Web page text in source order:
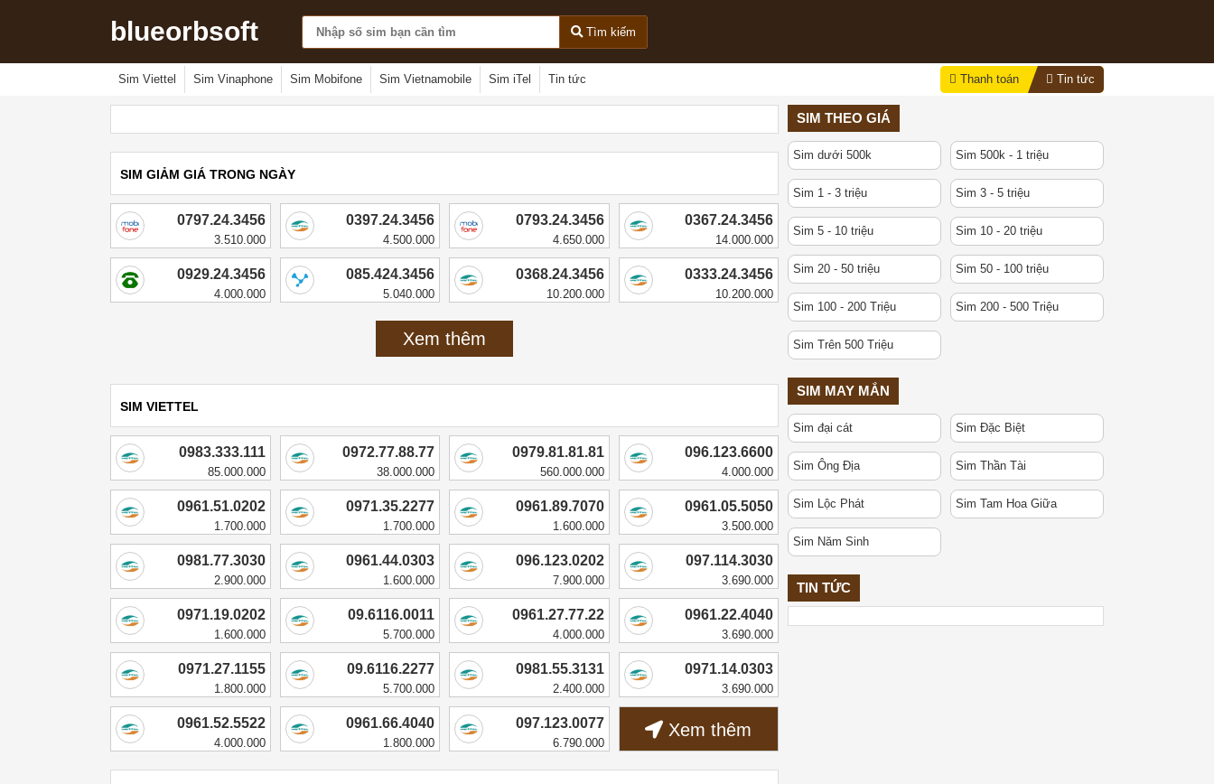
blueorbsoft Tìm kiếm
Sim Viettel Sim Vinaphone Sim Mobifone Sim Vietnamobile Sim iTel Tin tức Thanh toán Tin tức
SIM GIẢM GIÁ TRONG NGÀY
0797.24.3456
3.510.000
0397.24.3456
4.500.000
0793.24.3456
4.650.000
0367.24.3456
14.000.000
0929.24.3456
4.000.000
085.424.3456
5.040.000
0368.24.3456
10.200.000
0333.24.3456
10.200.000
Xem thêm
SIM VIETTEL
0983.333.111
85.000.000
0972.77.88.77
38.000.000
0979.81.81.81
560.000.000
096.123.6600
4.000.000
0961.51.0202
1.700.000
0971.35.2277
1.700.000
0961.89.7070
1.600.000
0961.05.5050
3.500.000
0981.77.3030
2.900.000
0961.44.0303
1.600.000
096.123.0202
7.900.000
097.114.3030
3.690.000
0971.19.0202
1.600.000
09.6116.0011
5.700.000
0961.27.77.22
4.000.000
0961.22.4040
3.690.000
0971.27.1155
1.800.000
09.6116.2277
5.700.000
0981.55.3131
2.400.000
0971.14.0303
3.690.000
0961.52.5522
4.000.000
0961.66.4040
1.800.000
097.123.0077
6.790.000
Xem thêm
SIM THEO GIÁ
Sim dưới 500k Sim 500k - 1 triệu
Sim 1 - 3 triệu Sim 3 - 5 triệu
Sim 5 - 10 triệu Sim 10 - 20 triệu
Sim 20 - 50 triệu Sim 50 - 100 triệu
Sim 100 - 200 Triệu Sim 200 - 500 Triệu
Sim Trên 500 Triệu
SIM MAY MẮN
Sim đại cát Sim Đặc Biệt
Sim Ông Địa Sim Thần Tài
Sim Lộc Phát Sim Tam Hoa Giữa
Sim Năm Sinh
TIN TỨC